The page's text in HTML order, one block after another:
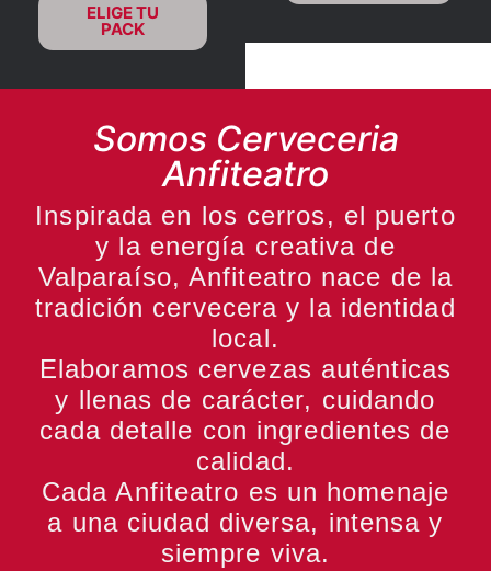
ELIGE TU
PACK
Somos Cerveceria
Anfiteatro
Inspirada en los cerros, el puerto
y la energía creativa de
Valparaíso, Anfiteatro nace de la
tradición cervecera y la identidad
local.
Elaboramos cervezas auténticas
y llenas de carácter, cuidando
cada detalle con ingredientes de
calidad.
Cada Anfiteatro es un homenaje
a una ciudad diversa, intensa y
siempre viva.